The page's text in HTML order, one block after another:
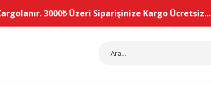
3000₺ Üzeri Siparişinize Kargo Ücretsiz...